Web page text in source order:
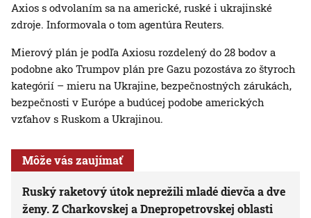
Axios s odvolaním sa na americké, ruské i ukrajinské
zdroje. Informovala o tom agentúra Reuters.
Mierový plán je podľa Axiosu rozdelený do 28 bodov a
podobne ako Trumpov plán pre Gazu pozostáva zo štyroch
kategórií – mieru na Ukrajine, bezpečnostných zárukách,
bezpečnosti v Európe a budúcej podobe amerických
vzťahov s Ruskom a Ukrajinou.
Môže vás zaujímať
Ruský raketový útok neprežili mladé dievča a dve
ženy. Z Charkovskej a Dnepropetrovskej oblasti